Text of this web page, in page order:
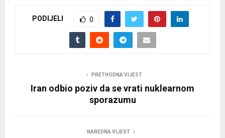
PODIJELI 0
PRETHODNA VIJEST
Iran odbio poziv da se vrati nuklearnom
sporazumu
NAREDNA VIJEST